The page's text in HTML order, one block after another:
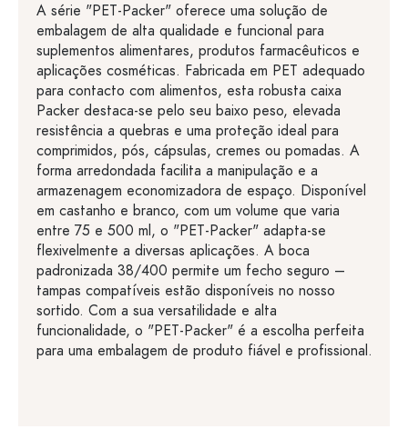
A série "PET-Packer" oferece uma solução de
embalagem de alta qualidade e funcional para
suplementos alimentares, produtos farmacêuticos e
aplicações cosméticas. Fabricada em PET adequado
para contacto com alimentos, esta robusta caixa
Packer destaca-se pelo seu baixo peso, elevada
resistência a quebras e uma proteção ideal para
comprimidos, pós, cápsulas, cremes ou pomadas. A
forma arredondada facilita a manipulação e a
armazenagem economizadora de espaço. Disponível
em castanho e branco, com um volume que varia
entre 75 e 500 ml, o "PET-Packer" adapta-se
flexivelmente a diversas aplicações. A boca
padronizada 38/400 permite um fecho seguro –
tampas compatíveis estão disponíveis no nosso
sortido. Com a sua versatilidade e alta
funcionalidade, o "PET-Packer" é a escolha perfeita
para uma embalagem de produto fiável e profissional.